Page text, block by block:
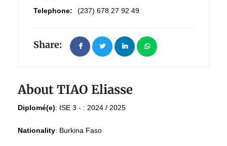
Telephone:
(237) 678 27 92 49
Share:
About TIAO Eliasse
Diplomé(e): ISE 3 - : 2024 / 2025
Nationality: Burkina Faso